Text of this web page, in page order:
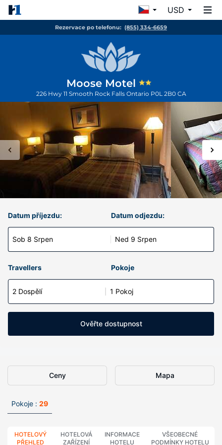
USD
Rezervace po telefonu: (855) 334-6659
Moose Motel
226 Hwy 11 Smooth Rock Falls Ontario P0L 2B0 CA
Datum příjezdu:
Sob 8 Srpen
Datum odjezdu:
Ned 9 Srpen
Travellers Pokoje
2 Dospělí 1 Pokoj
Ověřte dostupnost
Ceny Mapa
Pokoje : 29
HOTELOVÝ
PŘEHLED
HOTELOVÁ
ZAŘÍZENÍ
INFORMACE
HOTELU
VŠEOBECNÉ
PODMÍNKY HOTELU